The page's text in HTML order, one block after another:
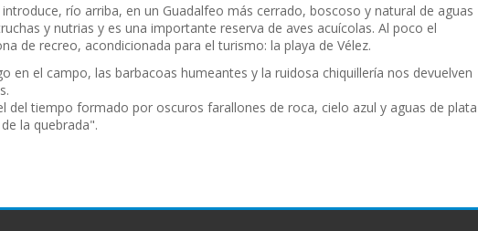
río arriba, en un Guadalfeo más cerrado, boscoso y natural de aguas
y nutrias y es una importante reserva de aves acuícolas. Al poco el
de recreo, acondicionada para el turismo: la playa de Vélez.
en el campo, las barbacoas humeantes y la ruidosa chiquillería nos devuelven
del tiempo formado por oscuros farallones de roca, cielo azul y aguas de plata
la quebrada".